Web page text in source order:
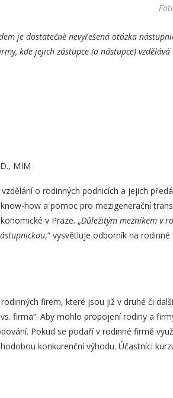
je dostatečně nevyřešená otázka
kde jejich zástupce (a nástupce)
MIM
o rodinných podnicích a jejich
how a pomoc pro mezigenerační
v Praze. „Důležitým mezníkem v
,“ vysvětluje odborník na
firem, které jsou již v druhé či
firma“. Aby mohlo propojení rodiny a
Pokud se podaří v rodinné firmě
konkurenční výhodu. Účastníci